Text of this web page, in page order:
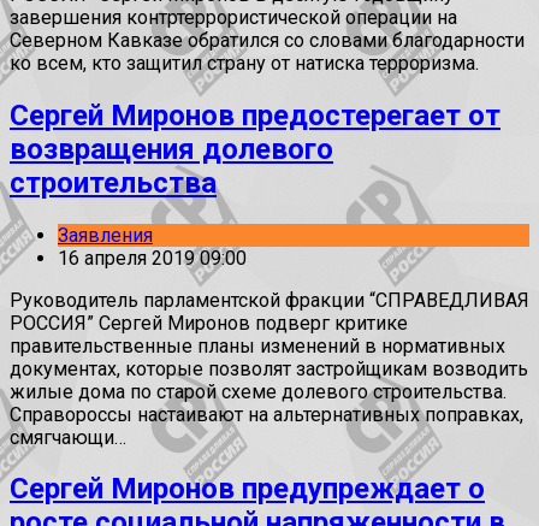
завершения контртеррористической операции на
Северном Кавказе обратился со словами благодарности
ко всем, кто защитил страну от натиска терроризма.
Сергей Миронов предостерегает от
возвращения долевого
строительства
Заявления
16 апреля 2019 09:00
Руководитель парламентской фракции “СПРАВЕДЛИВАЯ
РОССИЯ” Сергей Миронов подверг критике
правительственные планы изменений в нормативных
документах, которые позволят застройщикам возводить
жилые дома по старой схеме долевого строительства.
Справороссы настаивают на альтернативных поправках,
смягчающи…
Сергей Миронов предупреждает о